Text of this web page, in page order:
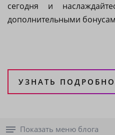
сегодня и
дополнительными
УЗНАТЬ
Показать меню блога